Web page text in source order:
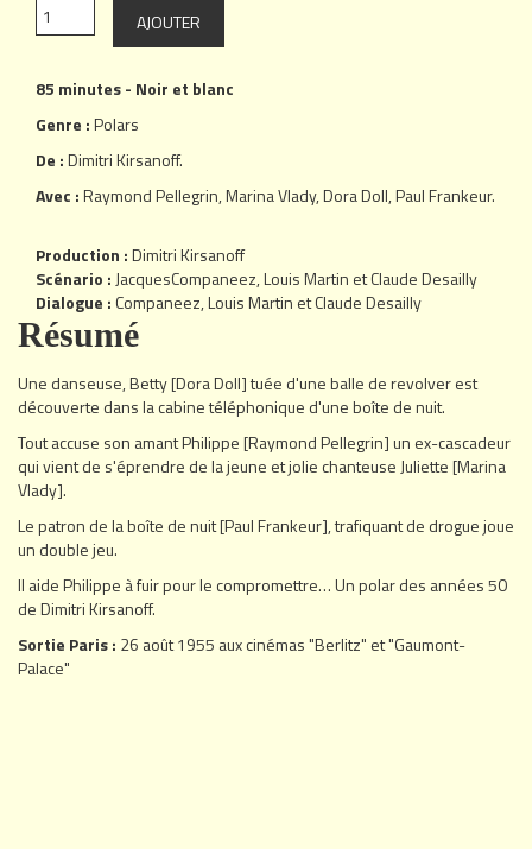
85 minutes - Noir et blanc
Genre :Polars
De :Dimitri Kirsanoff.
Avec :Raymond Pellegrin,Marina Vlady,Dora Doll,Paul Frankeur.
Production :Dimitri Kirsanoff
Scénario : JacquesCompaneez, Louis Martin et Claude Desailly
Dialogue : Companeez, Louis Martin et Claude Desailly
Résumé
Une danseuse, Betty [Dora Doll] tuée d'une balle de revolver est
découverte dans la cabine téléphonique d'une boîte de nuit.
Tout accuse son amant Philippe [Raymond Pellegrin] un ex-cascadeur
qui vient de s'éprendre de la jeune et jolie chanteuse Juliette [Marina
Vlady].
Le patron de la boîte de nuit [Paul Frankeur], trafiquant de drogue joue
un double jeu.
Il aide Philippe à fuir pour le compromettre… Un polar des années 50
de Dimitri Kirsanoff.
Sortie Paris : 26 août 1955 aux cinémas "Berlitz" et "Gaumont-
Palace"